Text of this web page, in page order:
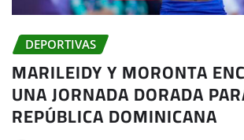
DEPORTIVAS
MARILEIDY Y MORONTA
UNA JORNADA DORADA
REPÚBLICA DOMINICANA